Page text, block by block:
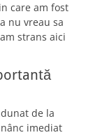
care am fost
nu vreau sa
strans aici
de la
imediat